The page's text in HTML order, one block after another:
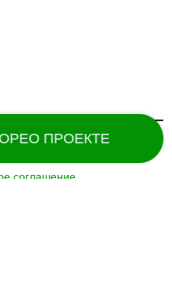
О ПРОЕКТЕ
соглашение